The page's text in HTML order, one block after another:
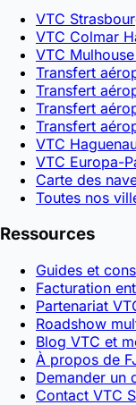
VTC
VTC Colmar
VTC
Transfert
Transfert
Transfert
Transfert
VTC
VTC Europa-
Carte des
Toutes nos
Ressources
Guides et
Facturation
Partenariat
Roadshow
Blog VTC et
À propos de
Demander un
Contact VTC